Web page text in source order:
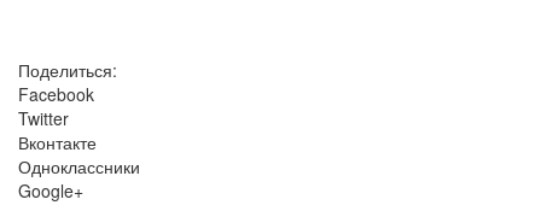
Поделиться:
Facebook
Twitter
Вконтакте
Одноклассники
Google+